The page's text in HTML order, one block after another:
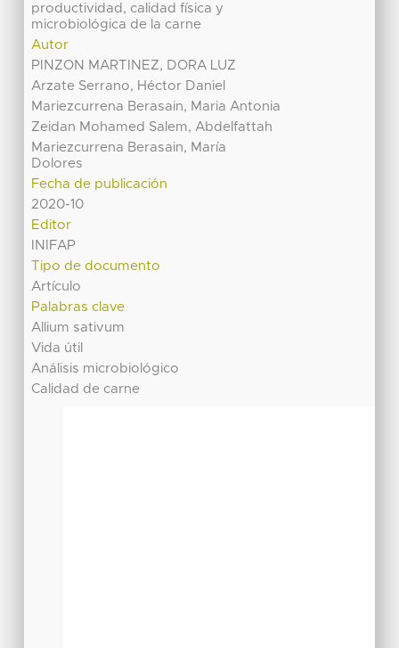
productividad, calidad física y
microbiológica de la carne
Autor
PINZON MARTINEZ, DORA LUZ
Arzate Serrano, Héctor Daniel
Mariezcurrena Berasain, Maria Antonia
Zeidan Mohamed Salem, Abdelfattah
Mariezcurrena Berasain, María
Dolores
Fecha de publicación
2020-10
Editor
INIFAP
Tipo de documento
Artículo
Palabras clave
Allium sativum
Vida útil
Análisis microbiológico
Calidad de carne